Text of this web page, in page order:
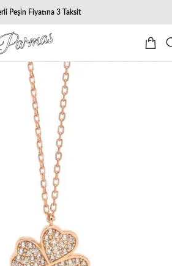
Peşin Fiyatına 3 Taksit